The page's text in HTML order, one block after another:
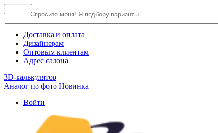
О компании
Доставка и оплата
Дизайнерам
Оптовым клиентам
Адрес салона
3D-калькулятор
Аналог по фото Новинка
Войти